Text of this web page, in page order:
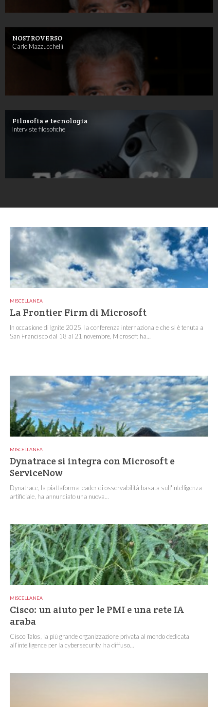
NOSTROVERSO
Carlo Mazzucchelli
Filosofia e tecnologia
Interviste filosofiche
MISCELLANEA
La Frontier Firm di Microsoft
In occasione di Ignite 2025, la conferenza internazionale che si è tenuta a
San Francisco dal 18 al 21 novembre, Microsoft ha...
MISCELLANEA
Dynatrace si integra con Microsoft e
ServiceNow
Dynatrace, la piattaforma leader di osservabilità basata sull'intelligenza
artificiale, ha annunciato una nuova...
MISCELLANEA
Cisco: un aiuto per le PMI e una rete IA
araba
Cisco Talos, la più grande organizzazione privata al mondo dedicata
all’intelligence per la cybersecurity, ha diffuso...